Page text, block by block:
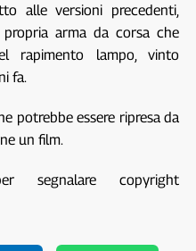
alle versioni precedenti,
arma da corsa che
rapimento lampo, vinto
fa.
potrebbe essere ripresa da
un film.
segnalare copyright